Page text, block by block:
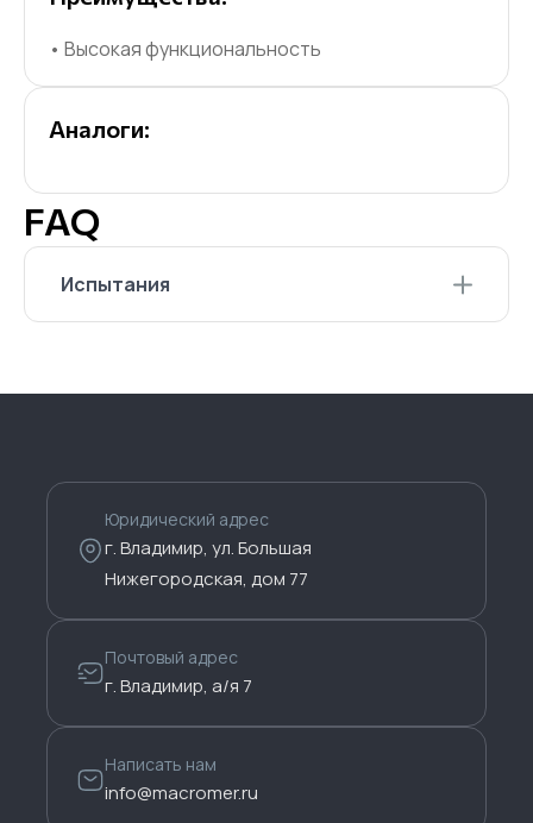
• Высокая функциональность
Аналоги:
FAQ
Испытания
Юридический адрес
г. Владимир, ул. Большая
Нижегородская, дом 77
Почтовый адрес
г. Владимир, а/я 7
Написать нам
info@macromer.ru